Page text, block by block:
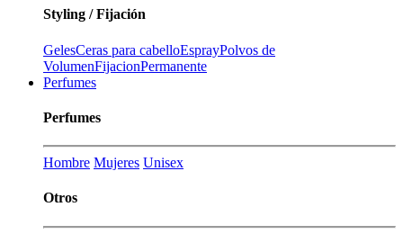
Styling / Fijación
GelesCeras para cabelloEsprayPolvos de
VolumenFijacionPermanente
Perfumes
Perfumes
Hombre Mujeres Unisex
Otros